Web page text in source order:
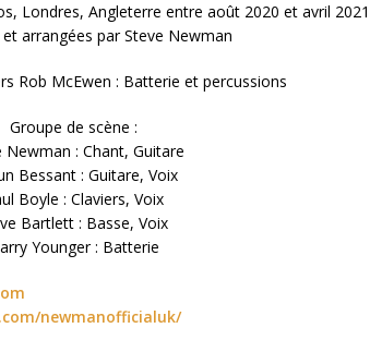
Londres, Angleterre entre août 2020 et avril 2021
arrangées par Steve Newman
Rob McEwen : Batterie et percussions
Groupe de scène :
Newman : Chant, Guitare
Bessant : Guitare, Voix
Boyle : Claviers, Voix
Bartlett : Basse, Voix
Younger : Batterie
newmanofficialuk/